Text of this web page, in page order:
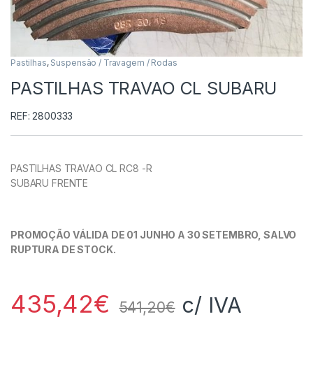
Pastilhas, Suspensão / Travagem / Rodas
PASTILHAS TRAVAO CL SUBARU
REF: 2800333
PASTILHAS TRAVAO CL RC8 -R
SUBARU FRENTE
PROMOÇÃO VÁLIDA DE 01 JUNHO A 30 SETEMBRO, SALVO
RUPTURA DE STOCK.
435,42€ 541,20€ c/ IVA